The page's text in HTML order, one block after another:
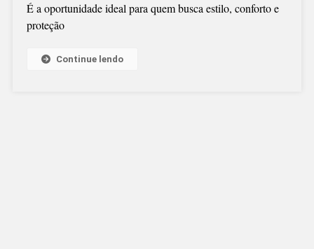
É a oportunidade ideal para quem busca estilo, conforto e
proteção
Continue lendo